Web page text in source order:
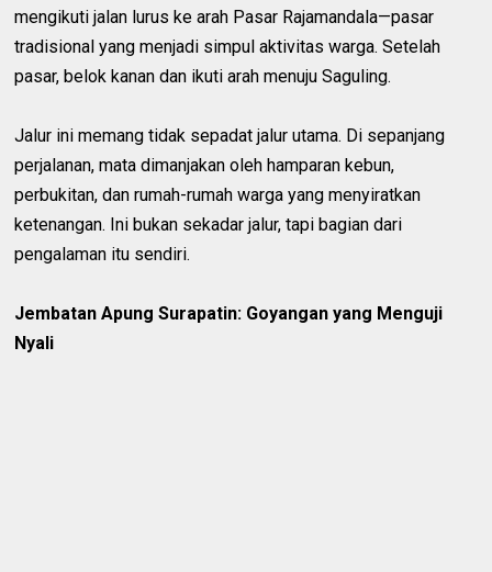
mengikuti jalan lurus ke arah Pasar Rajamandala—pasar
tradisional yang menjadi simpul aktivitas warga. Setelah
pasar, belok kanan dan ikuti arah menuju Saguling.
Jalur ini memang tidak sepadat jalur utama. Di sepanjang
perjalanan, mata dimanjakan oleh hamparan kebun,
perbukitan, dan rumah-rumah warga yang menyiratkan
ketenangan. Ini bukan sekadar jalur, tapi bagian dari
pengalaman itu sendiri.
Jembatan Apung Surapatin: Goyangan yang Menguji
Nyali